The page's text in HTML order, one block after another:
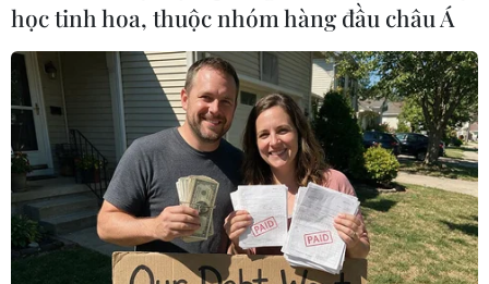
(TTXVN/Vietnam+)
học tinh hoa, thuộc nhóm hàng đầu châu Á